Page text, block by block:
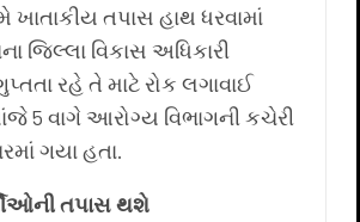
તપાસ હાથ ધરવામાં
જિલ્લા વિકાસ અધિકારી
રહે તે માટે રોક લગાવાઈ
5 વાગે આરોગ્ય વિભાગની કચેરી
ગયા હતા.
તપાસ થશે